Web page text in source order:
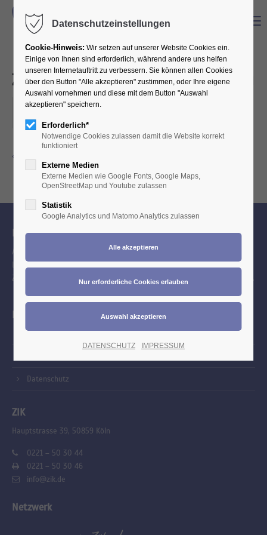
ZIK - Erweiterte Vorstandssitzung
08.07.2025
ORT: ZIK - GESCHÄFTSSTELLE, HAUPTSTR. 39, 50859 KÖLN
Ihr Berufsverband
Als Interessensvertretung engagieren wir uns mit Freude und
Zahntechnik. Wir blicken mit Stolz zurück auf eine lange Vergangenheit.
Kontakt
Datenschutz
ZIK
Hauptstrasse 39, 50859 Köln
0221 – 50 30 44
0221 – 50 30 46
info@zik.de
Netzwerk
Datenschutzeinstellungen
Cookie-Hinweis: Wir setzen auf unserer Website Cookies ein.
Einige von Ihnen sind erforderlich, während andere uns helfen
unseren Internetauftritt zu verbessern. Sie können allen Cookies
über den Button "Alle akzeptieren" zustimmen, oder Ihre eigene
Auswahl vornehmen und diese mit dem Button "Auswahl
akzeptieren" speichern.
Erforderlich*
Notwendige Cookies zulassen damit die Website korrekt
funktioniert
Externe Medien
Externe Medien wie Google Fonts, Google Maps,
OpenStreetMap und Youtube zulassen
Statistik
Google Analytics und Matomo Analytics zulassen
DATENSCHUTZ IMPRESSUM